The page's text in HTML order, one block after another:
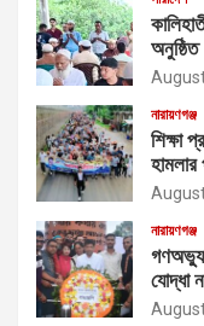
অনুষ্ঠিত
নারায়ণগঞ্জ
শিক্ষা
নারায়ণগঞ্জ
যোদ্ধা